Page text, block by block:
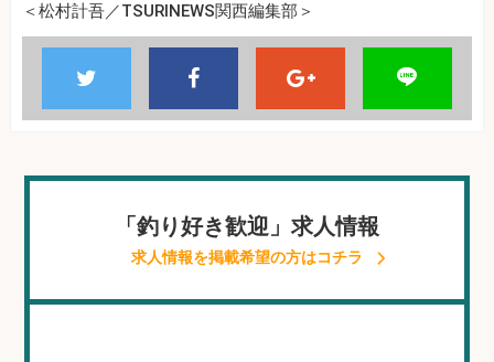
＜松村計吾／TSURINEWS関西編集部＞
「釣り好き歓迎」求人情報
求人情報を掲載希望の方はコチラ